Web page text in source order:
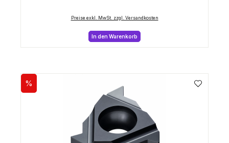
Preise exkl. MwSt. zzgl. Versandkosten
In den Warenkorb
Rabatt
%